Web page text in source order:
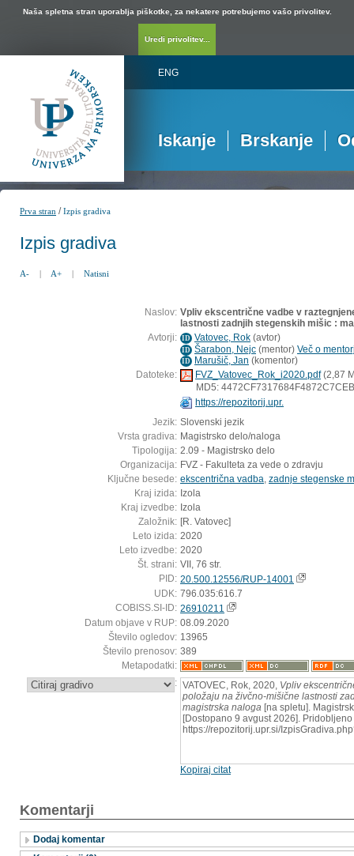
Naša spletna stran uporablja piškotke, za nekatere potrebujemo vašo privolitev.
Uredi privolitev...
ENG
Iskanje Brskanje
Prva stran /Izpis gradiva
Izpis gradiva
A- | A+ | Natisni
Naslov: Vpliv ekscentrične vadbe v
lastnosti zadnjih stegenskih mišic :
Avtorji: ID Vatovec, Rok (avtor)
ID Šarabon, Nejc (mentor) Več o
ID Marušič, Jan (komentor)
Datoteke:
FVZ_Vatovec_Rok_i2020.pdf(2,87
MD5:
https://repozitorij.upr.
Jezik: Slovenski jezik
Vrsta gradiva: Magistrsko delo/naloga
Tipologija: 2.09 - Magistrsko delo
Organizacija: FVZ - Fakulteta za vede o zdravju
Ključne besede: ekscentrična vadba zadnje stegenske
Kraj izida: Izola
Kraj izvedbe: Izola
Založnik: [R. Vatovec]
Leto izida: 2020
Leto izvedbe: 2020
Št. strani: VII, 76 str.
PID: 20.500.12556/RUP-14001
UDK: 796.035:616.7
COBISS.SI-ID: 26910211
Datum objave v RUP: 08.09.2020
Število ogledov: 13965
Število prenosov: 389
Metapodatki:
: VATOVEC, Rok, 2020, Vpliv
položaju na živčno-mišične lastnosti
magistrska naloga [na spletu].
[Dostopano 9 avgust 2026]. Pridobljeno
https://repozitorij.upr.si/
Kopiraj citat
Komentarji
Dodaj komentar